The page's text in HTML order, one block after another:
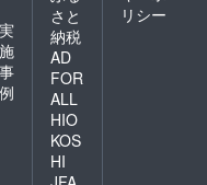
実
施
事
例
さと
納税
AD
FOR
ALL
HIO
KOS
HI
リシー